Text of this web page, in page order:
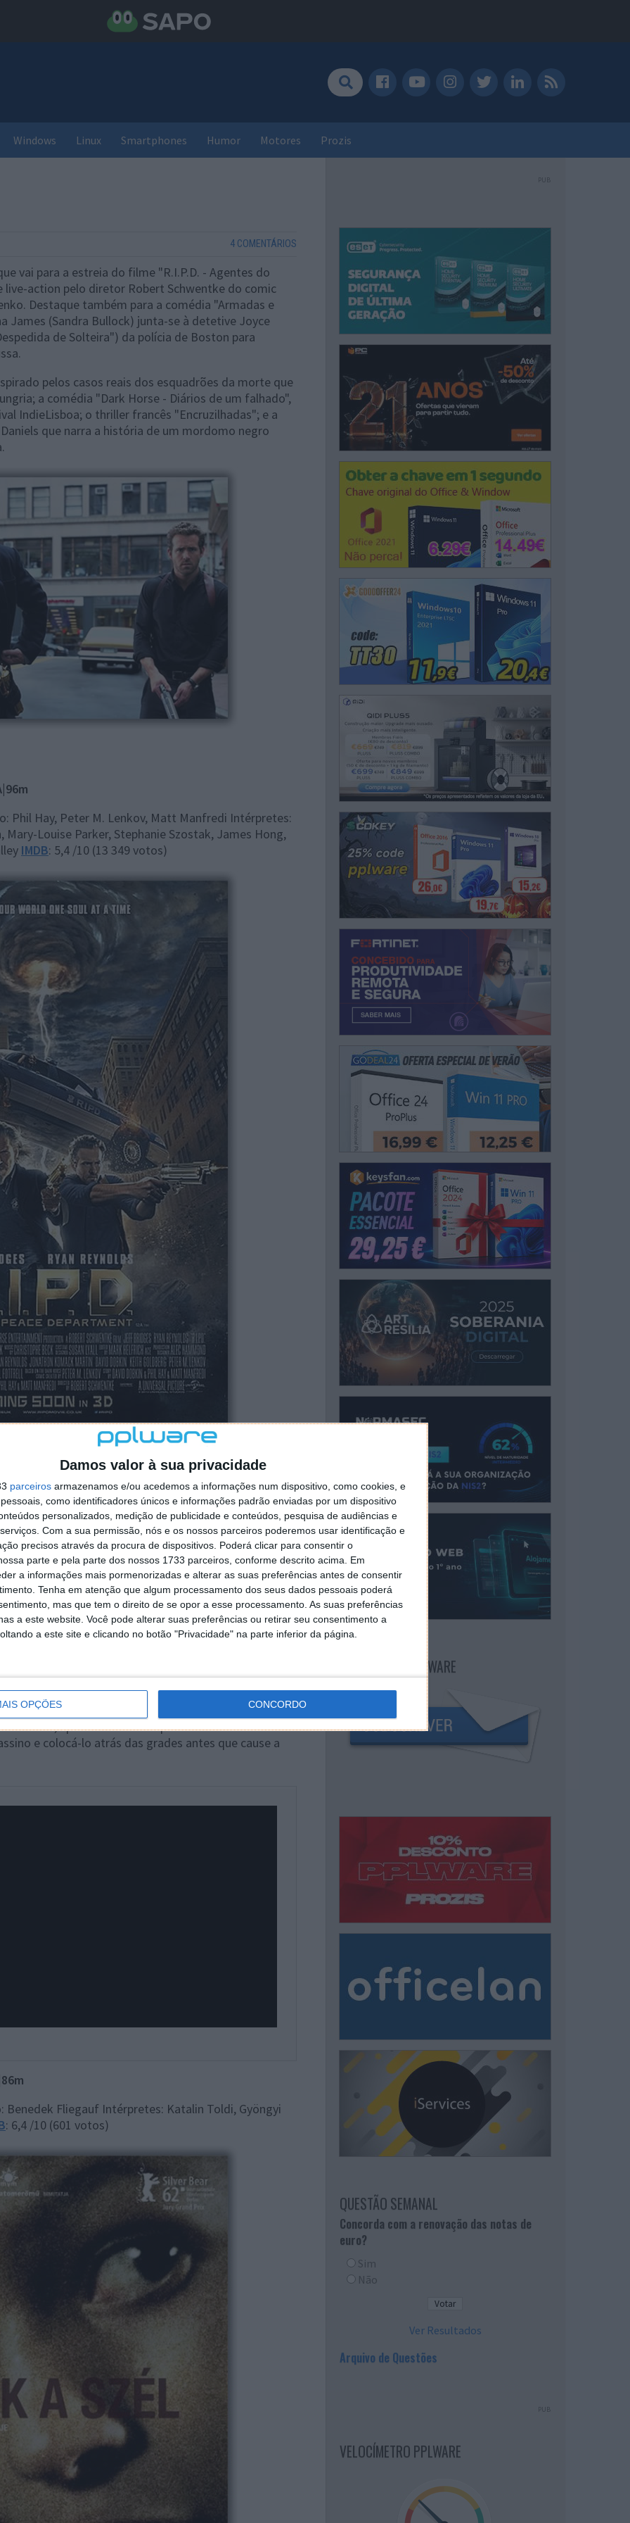
Damos valor à sua privacidade
parceiros armazenamos e/ou acedemos a informações num dispositivo, como cookies, e
como identificadores únicos e informações padrão enviadas por um dispositivo
personalizados, medição de publicidade e conteúdos, pesquisa de audiências e
Com a sua permissão, nós e os nossos parceiros poderemos usar identificação e
precisos através da procura de dispositivos. Poderá clicar para consentir o
parte e pela parte dos nossos 1733 parceiros, conforme descrito acima. Em
a informações mais pormenorizadas e alterar as suas preferências antes de consentir
Tenha em atenção que algum processamento dos seus dados pessoais poderá
mas que tem o direito de se opor a esse processamento. As suas preferências
a este website. Você pode alterar suas preferências ou retirar seu consentimento a
a este site e clicando no botão "Privacidade" na parte inferior da página.
OPÇÕES CONCORDO
Windows Linux Smartphones Humor Motores Prozis
4 COMENTÁRIOS
vai para a estreia do filme "R.I.P.D. - Agentes do
action pelo diretor Robert Schwentke do comic
Destaque também para a comédia "Armadas e
James (Sandra Bullock) junta-se à detetive Joyce
de Solteira") da polícia de Boston para
pelos casos reais dos esquadrões da morte que
a comédia "Dark Horse - Diários de um falhado",
IndieLisboa; o thriller francês "Encruzilhadas"; e a
que narra a história de um mordomo negro
Phil Hay, Peter M. Lenkov, Matt Manfredi Intérpretes:
Mary-Louise Parker, Stephanie Szostak, James Hong,
IMDB: 5,4 /10 (13 349 votos)
adaptação para filme live-action pelo diretor Robert
de Peter M. Lenko publicado pela Dark Horse
do Rest In Peace Department que tentam proteger os
da polícia, acabou de ser tragicamente
muito bem o que aconteceu, é rapidamente
parte do R.I.P.D. (Rest In Peace Department), o
pela captura de demónios que, à revelia, habitam o
e experiente Roy Pulsipher (Jeff Bridges),
não teme nada nem ninguém.
o seu próprio óbito e que se esforça por
apenas vê um lado positivo no seu recente
e colocá-lo atrás das grades antes que cause a
Benedek Fliegauf Intérpretes: Katalin Toldi, Gyöngyi
: 6,4 /10 (601 votos)
PUB
NEWSLETTER PPLWARE
QUESTÃO SEMANAL
Concorda com a renovação das notas de
euro?
Sim
Não
Ver Resultados
Arquivo de Questões
PUB
VELOCÍMETRO PPLWARE